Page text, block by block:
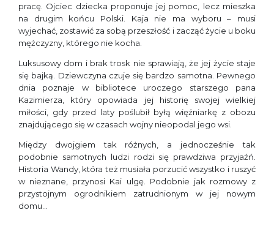
pracę. Ojciec dziecka proponuje jej pomoc, lecz mieszka
na drugim końcu Polski. Kaja nie ma wyboru – musi
wyjechać, zostawić za sobą przeszłość i zacząć życie u boku
mężczyzny, którego nie kocha.
Luksusowy dom i brak trosk nie sprawiają, że jej życie staje
się bajką. Dziewczyna czuje się bardzo samotna. Pewnego
dnia poznaje w bibliotece uroczego starszego pana
Kazimierza, który opowiada jej historię swojej wielkiej
miłości, gdy przed laty poślubił byłą więźniarkę z obozu
znajdującego się w czasach wojny nieopodal jego wsi.
Między dwojgiem tak różnych, a jednocześnie tak
podobnie samotnych ludzi rodzi się prawdziwa przyjaźń.
Historia Wandy, która też musiała porzucić wszystko i ruszyć
w nieznane, przynosi Kai ulgę. Podobnie jak rozmowy z
przystojnym ogrodnikiem zatrudnionym w jej nowym
domu…